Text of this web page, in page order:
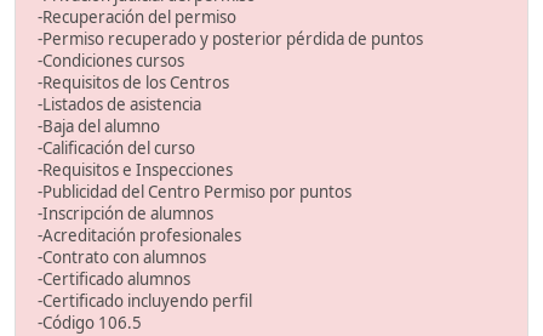
-Recuperación del permiso
-Permiso recuperado y posterior pérdida de puntos
-Condiciones cursos
-Requisitos de los Centros
-Listados de asistencia
-Baja del alumno
-Calificación del curso
-Requisitos e Inspecciones
-Publicidad del Centro Permiso por puntos
-Inscripción de alumnos
-Acreditación profesionales
-Contrato con alumnos
-Certificado alumnos
-Certificado incluyendo perfil
-Código 106.5